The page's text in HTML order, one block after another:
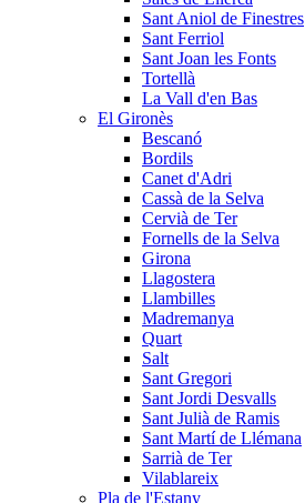
Sant Aniol de Finestres
Sant Ferriol
Sant Joan les Fonts
Tortellà
La Vall d'en Bas
El Gironès
Bescanó
Bordils
Canet d'Adri
Cassà de la Selva
Cervià de Ter
Fornells de la Selva
Girona
Llagostera
Llambilles
Madremanya
Quart
Salt
Sant Gregori
Sant Jordi Desvalls
Sant Julià de Ramis
Sant Martí de Llémana
Sarrià de Ter
Vilablareix
Pla de l'Estany